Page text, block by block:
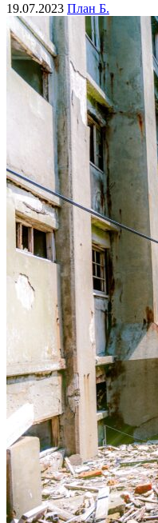
19.07.2023 План Б.